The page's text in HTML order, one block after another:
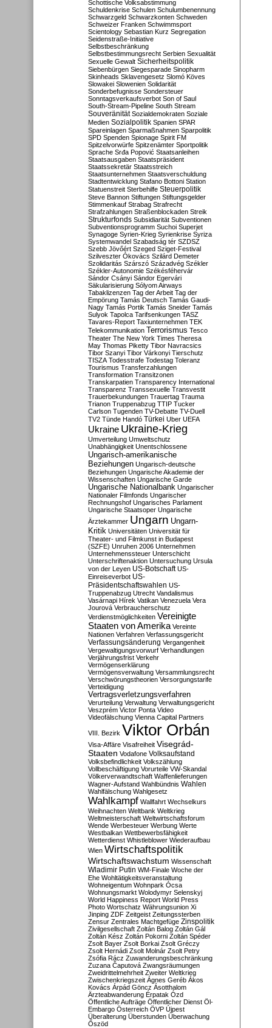
Schottische Volksabstimmung
Schuldenkrise Schulen Schulumbenennung
Schwarzgeld Schwarzkonten Schweden
Schweizer Franken Schwimmsport
Scientology Sebastian Kurz Segregation
Seidenstraße-Initiative
Selbstbeschränkung
Selbstbestimmungsrecht Serbien Sexualität
Sexuelle Gewalt Sicherheitspolitik
Siebenbürgen Siegesparade Sinopharm
Skinheads Sklavengesetz Slomó Köves
Slowakei Slowenien Solidarität
Sonderbefugnisse Sondersteuer
Sonntagsverkaufsverbot Son of Saul
South-Stream-Pipeline South Stream
Souveränität Sozialdemokraten Soziale
Medien Sozialpolitik Spanien SPAR
Spareinlagen Sparmaßnahmen Sparpolitik
SPD Spenden Spionage Spirit FM
Spitzelvorwürfe Spitzenämter Sportpolitik
Sprache Srđa Popović Staatsanleihen
Staatsausgaben Staatspräsident
Staatssekretär Staatsstreich
Staatsunternehmen Staatsverschuldung
Stadtentwicklung Stafano Bottoni Station
Statuenstreit Sterbehilfe Steuerpolitik
Steve Bannon Stiftungen Stiftungsgelder
Stimmenkauf Strabag Strafrecht
Strafzahlungen Straßenblockaden Streik
Strukturfonds Subsidiarität Subventionen
Subventionsprogramm Suchoi Superjet
Synagoge Syrien-Krieg Syrienkrise Syriza
Systemwandel Szabadság tér SZDSZ
Szebb Jövőért Szeged Sziget-Festival
Szilveszter Ókovács Szilárd Demeter
Szolidaritás Szárszó Századvég Székler
Székler-Autonomie Székésféhervár
Sándor Csányi Sándor Egervári
Säkularisierung Sólyom Airways
Tabaklizenzen Tag der Arbeit Tag der
Empörung Tamás Deutsch Tamás Gaudi-
Nagy Tamás Portik Tamás Sneider Tamás
Sulyok Tapolca Tarifsenkungen TASZ
Tavares-Report Taxiunternehmen TEK
Telekommunikation Terrorismus Tesco
Theater The New York Times Theresa
May Thomas Piketty Tibor Navracsics
Tibor Szanyi Tibor Várkonyi Tierschutz
TISZA Todesstrafe Todestag Toleranz
Tourismus Transferzahlungen
Transformation Transitzonen
Transkarpatien Transparency International
Transparenz Transsexuelle Transvestit
Trauerbekundungen Trauertag Trauma
Trianon Truppenabzug TTIP Tucker
Carlson Tugenden TV-Debatte TV-Duell
TV2 Tünde Handó Türkei Uber UEFA
Ukraine Ukraine-Krieg
Umverteilung Umweltschutz
Unabhängigkeit Unentschlossene
Ungarisch-amerikanische
Beziehungen Ungarisch-deutsche
Beziehungen Ungarische Akademie der
Wissenschaften Ungarische Garde
Ungarische Nationalbank Ungarischer
Nationaler Filmfonds Ungarischer
Rechnungshof Ungarisches Parlament
Ungarische Staatsoper Ungarische
Ärztekammer Ungarn Ungarn-
Kritik Universitäten Universität für
Theater- und Filmkunst in Budapest
(SZFE) Unruhen 2006 Unternehmen
Unternehmenssteuer Unterschicht
Unterschriftenaktion Untersuchung Ursula
von der Leyen US-Botschaft US-
Einreiseverbot US-
Präsidentschaftswahlen US-
Truppenabzug Utrecht Vandalismus
Vasárnapi Hírek Vatikan Venezuela Vera
Jourová Verbraucherschutz
Verdienstmöglichkeiten Vereinigte
Staaten von Amerika Vereinte
Nationen Verfahren Verfassungsgericht
Verfassungsänderung Vergangenheit
Vergewaltigungsvorwurf Verhandlungen
Verjährungsfrist Verkehr
Vermögenserklärung
Vermögensverwaltung Versammlungsrecht
Verschwörungstheorien Versorgungstarife
Verteidigung
Vertragsverletzungsverfahren
Verurteilung Verwaltung Verwaltungsgericht
Veszprém Victor Ponta Video
Videofälschung Vienna Capital Partners
VIII. Bezirk Viktor Orbán
Visa-Affäre Visafreiheit Visegrád-
Staaten Vodafone Volksaufstand
Volksbefindlichkeit Volkszählung
Vollbeschäftigung Vorurteile VW-Skandal
Völkerverwandtschaft Waffenlieferungen
Wagner-Aufstand Wahlbündnis Wahlen
Wahlfälschung Wahlgesetz
Wahlkampf Wallfahrt Wechselkurs
Weihnachten Weltbank Weltkrieg
Weltmeisterschaft Weltwirtschaftsforum
Wende Werbesteuer Werbung Werte
Westbalkan Wettbewerbsfähigkeit
Wetterdienst Whistleblower Wiederaufbau
Wien Wirtschaftspolitik
Wirtschaftswachstum Wissenschaft
Wladimir Putin WM-Finale Woche der
Ehe Wohltätigkeitsveranstaltung
Wohneigentum Wohnpark Ócsa
Wohnungsmarkt Wolodymyr Selenskyj
World Happiness Report World Press
Photo Wortschatz Währungsunion Xi
Jinping ZDF Zeitgeist Zeitungssterben
Zensur Zentrales Machtgefüge Zinspolitik
Zivilgesellschaft Zoltán Balog Zoltán Gál
Zoltán Kész Zoltán Pokorni Zoltán Spéder
Zsolt Bayer Zsolt Borkai Zsolt Gréczy
Zsolt Hernádi Zsolt Molnár Zsolt Petry
Zsófia Rácz Zuwanderungsbeschränkung
Zuzana Čaputová Zwangsräumungen
Zweidrittelmehrheit Zweiter Weltkrieg
Zwischenkriegszeit Ágnes Geréb Ákos
Kovács Árpád Göncz Ásotthalom
Ärzteabwanderung Érpatak Ózd
Öffentliche Aufträge Öffentlicher Dienst Öl-
Embargo Österreich ÖVP Újpest
Überalterung Überstunden Überwachung
Őszöd